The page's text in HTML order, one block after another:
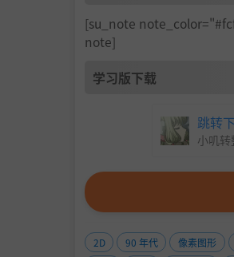
[su_note
note]
学习版下载
跳转
小叽
2D 90 年代 像素图形